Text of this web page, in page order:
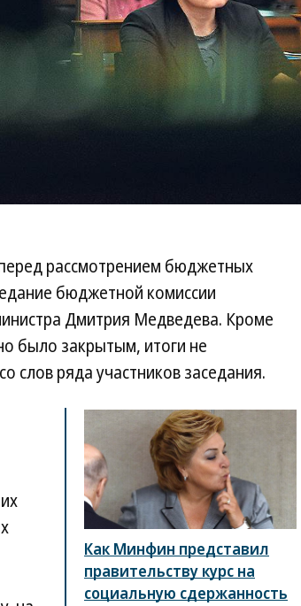
рассмотрением бюджетных
бюджетной комиссии
Дмитрия Медведева. Кроме
было закрытым, итоги не
слов ряда участников заседания.
Как Минфин представил
правительству курс на
социальную сдержанность